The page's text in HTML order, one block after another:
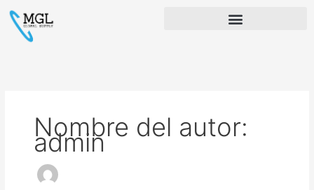
contenido
Nombre del autor:
admin